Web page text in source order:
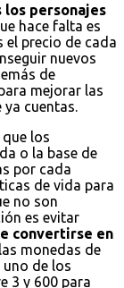
los personajes
hace falta es
el precio de cada
nuevos
de
mejorar las
cuentas.
los
o la base de
por cada
de vida para
no son
es evitar
convertirse en
monedas de
de los
3 y 600 para